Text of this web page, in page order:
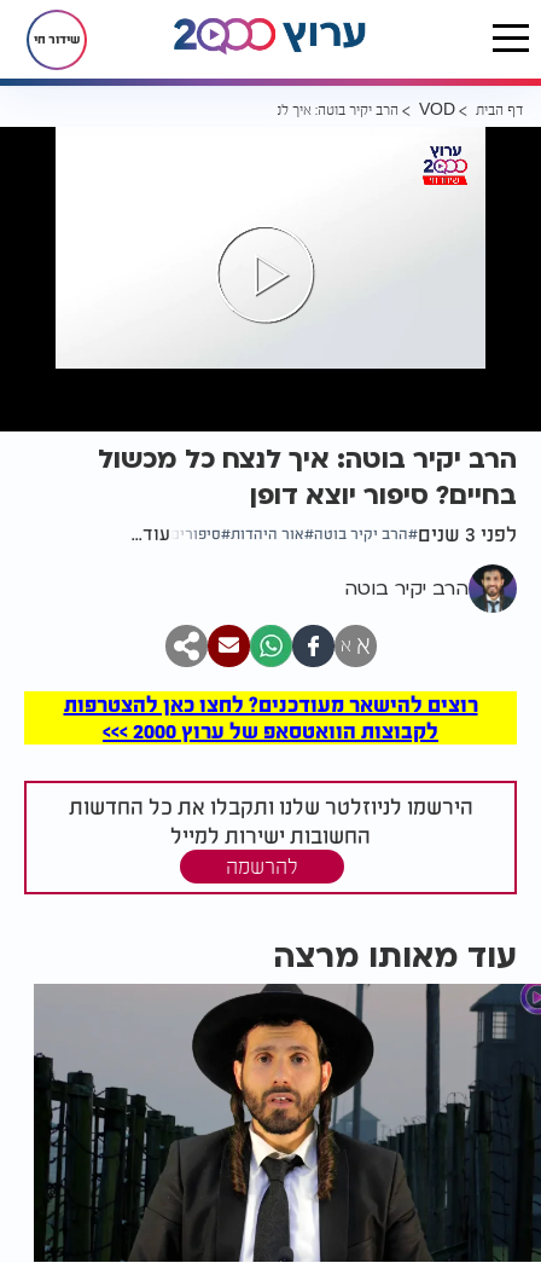
שידור חי
דף הבית VOD הרב יקיר בוטה: איך לנצח כל מכשול בחיים? סיפור יוצא דופן
הרב יקיר בוטה: איך לנצח כל מכשול
בחיים? סיפור יוצא דופן
לפני 3 שנים הרב יקיר בוטה אור היהדות סיפורים עוד...
הרב יקיר בוטה
א א
רוצים להישאר מעודכנים? לחצו כאן להצטרפות
לקבוצות הוואטסאפ של ערוץ 2000 >>>
הירשמו לניוזלטר שלנו ותקבלו את כל החדשות
החשובות ישירות למייל
להרשמה
עוד מאותו מרצה